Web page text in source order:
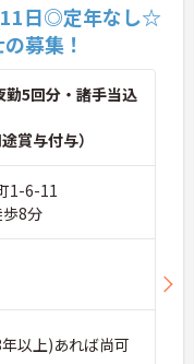
日◎定年なし☆
募集！
勤5回分・諸手当込
賞与付与）
1-6-11
8分
以上)あれば尚可